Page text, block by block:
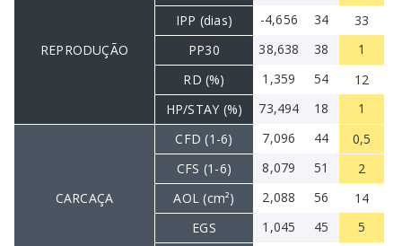
REPRODUÇÃO
IPP (dias)
-4,656 34
33
PP30
38,638 38
1
RD (%)
1,359 54
12
HP/STAY (%)
73,494 18 1
CARCAÇA
CFD (1-6) 7,096 44
0,5
CFS (1-6)
8,079 51
2
AOL (cm²)
2,088 56
14
EGS
1,045 45
5